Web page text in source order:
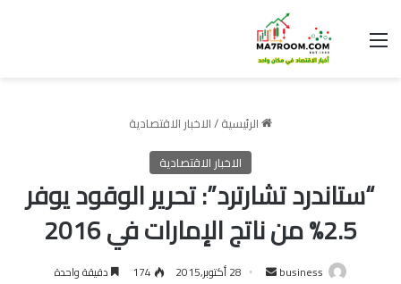
القائمة
الرئيسية/الاخبار الاقتصادية
الاخبار الاقتصادية
“ستاندرد تشارترد”: تحرير الوقود يوفر
2.5% من ناتج الإمارات في 2016
business
أرسل 28 أكتوبر,2015 174 دقيقة واحدة